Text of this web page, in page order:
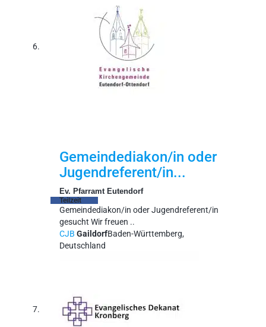
Gemeindediakon/in oder
Jugendreferent/in...
Ev. Pfarramt Eutendorf
Teilzeit
Gemeindediakon/in oder Jugendreferent/in
gesucht Wir freuen ..
CJB GaildorfBaden-Württemberg,
Deutschland